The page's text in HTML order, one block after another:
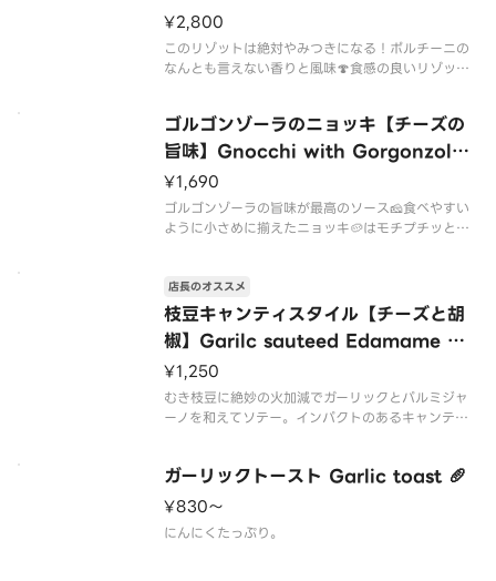
¥2,800
このリゾットは絶対やみつきになる！ポルチーニの
なんとも言えない香りと風味🍄食感の良いリゾット
じ、えのき、パルミジャーノチーズ🧀
ゴルゴンゾーラのニョッキ【チーズの
旨味】Gnocchi with Gorgonzola
cheese sauce🥔
¥1,690
ゴルゴンゾーラの旨味が最高のソース🧀食べやすい
ように小さめに揃えたニョッキ🥔はモチプチッとし
枝豆キャンティスタイル【チーズと胡
椒】Garilc sauteed Edamame wit
h parmesan cheese flavor🥜🧂
店長のオススメ
¥1,250
むき枝豆に絶妙の火加減でガーリックとパルミジャ
ーノを和えてソテー。インパクトのあるキャンティ
ガーリックトースト Garlic toast 🥖
¥830〜
にんにくたっぷり。